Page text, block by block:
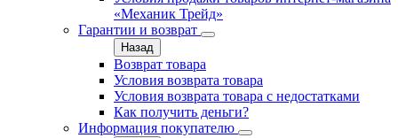
«Механик Трейд»
Гарантии и возврат
Назад
Возврат товара
Условия возврата товара
Условия возврата товара с недостатками
Как получить деньги?
Информация покупателю